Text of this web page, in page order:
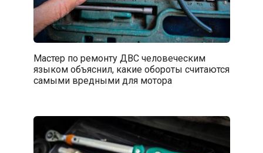
Мастер по ремонту ДВС человеческим
языком объяснил, какие обороты считаются
самыми вредными для мотора